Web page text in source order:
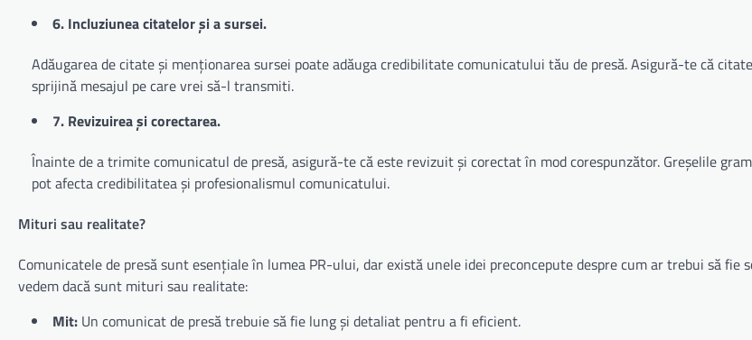
6. Incluziunea citatelor și a sursei.
Adăugarea de citate și menționarea sursei poate adăuga credibilitate comunicatului tău de presă. Asigură-te că
sprijină mesajul pe care vrei să-l transmiti.
7. Revizuirea și corectarea.
Înainte de a trimite comunicatul de presă, asigură-te că este revizuit și corectat în mod corespunzător. Greșelile
pot afecta credibilitatea și profesionalismul comunicatului.
Mituri sau realitate?
Comunicatele de presă sunt esențiale în lumea PR-ului, dar există unele idei preconcepute despre cum ar trebui să fie
vedem dacă sunt mituri sau realitate:
Mit: Un comunicat de presă trebuie să fie lung și detaliat pentru a fi eficient.